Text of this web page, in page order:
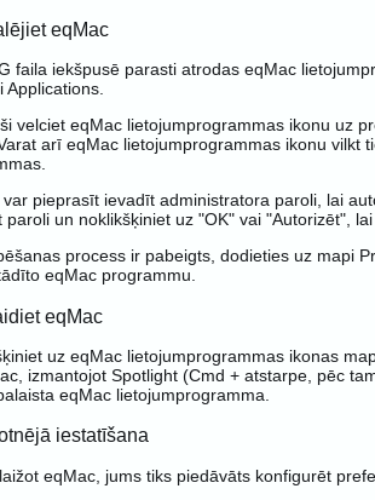
eqMac
faila iekšpusē parasti atrodas eqMac
velciet eqMac lietojumprogrammas ikonu uz
arī eqMac lietojumprogrammas ikonu vilkt
var pieprasīt ievadīt administratora paroli, lai
paroli un noklikšķiniet uz "OK" vai "Autorizēt",
process ir pabeigts, dodieties uz mapi
eqMac programmu.
eqMac
uz eqMac lietojumprogrammas ikonas
izmantojot Spotlight (Cmd + atstarpe, pēc
eqMac lietojumprogramma.
iestatīšana
eqMac, jums tiks piedāvāts konfigurēt